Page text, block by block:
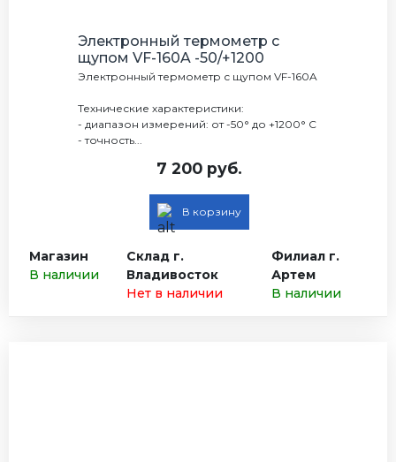
Электронный термометр с
щупом VF-160A -50/+1200
Электронный термометр с щупом VF-160A
Технические характеристики:
- диапазон измерений: от -50° до +1200° C
- точность...
7 200 руб.
В корзину
Магазин
В наличии
Склад г.
Владивосток
Нет в наличии
Филиал г.
Артем
В наличии